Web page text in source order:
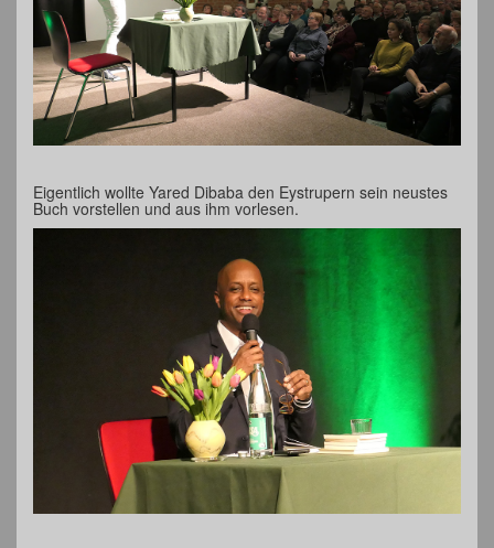
Eigentlich wollte Yared Dibaba den Eystrupern sein neustes
Buch vorstellen und aus ihm vorlesen.